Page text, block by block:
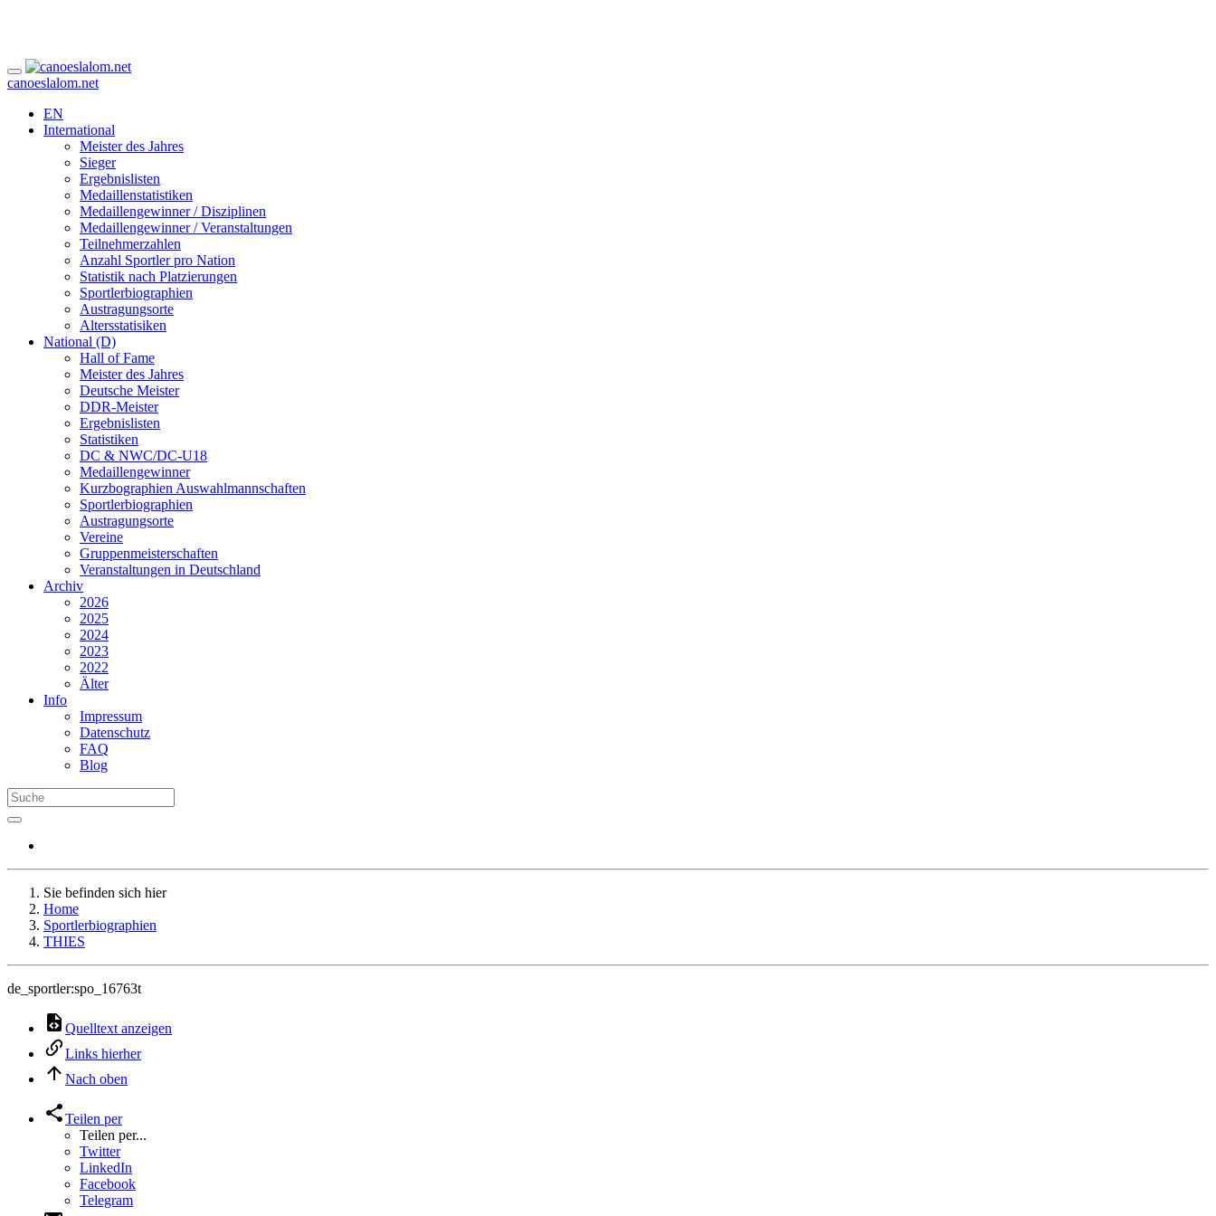
canoeslalom.net
EN
International
Meister des Jahres
Sieger
Ergebnislisten
Medaillenstatistiken
Medaillengewinner / Disziplinen
Medaillengewinner / Veranstaltungen
Teilnehmerzahlen
Anzahl Sportler pro Nation
Statistik nach Platzierungen
Sportlerbiographien
Austragungsorte
Altersstatisiken
National (D)
Hall of Fame
Meister des Jahres
Deutsche Meister
DDR-Meister
Ergebnislisten
Statistiken
DC & NWC/DC-U18
Medaillengewinner
Kurzbographien Auswahlmannschaften
Sportlerbiographien
Austragungsorte
Vereine
Gruppenmeisterschaften
Veranstaltungen in Deutschland
Archiv
2026
2025
2024
2023
2022
Älter
Info
Impressum
Datenschutz
FAQ
Blog
Sie befinden sich hier
Home
Sportlerbiographien
THIES
de_sportler:spo_16763t
Quelltext anzeigen
Links hierher
Nach oben
Teilen per
Teilen per...
Twitter
LinkedIn
Facebook
Telegram